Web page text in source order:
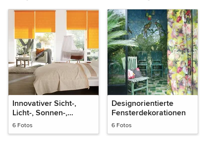
Innovativer Sicht-,
Licht-, Sonnen-,
Insektenschutz
6 Fotos
Designorientierte
Fensterdekorationen
6 Fotos